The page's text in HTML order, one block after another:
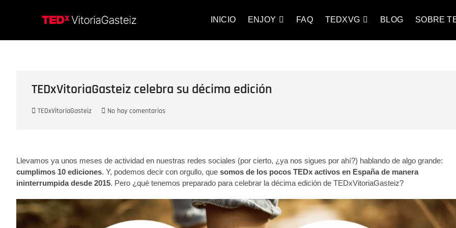
TEDxVitoriaGasteiz
TEDXVITORIAGASTEIZ, IDEAS QUE LO CAMBIAN TODO
INICIO ENJOY FAQ TEDXVG BLOG SOBRE
TEDxVitoriaGasteiz celebra su décima edición
TEDxVitoriaGasteiz No hay comentarios
Llevamos ya unos meses de actividad en nuestras redes sociales (por cierto, ¿ya nos sigues por ahí?) hablando de algo grande:
cumplimos 10 ediciones. Y, podemos decir con orgullo, que somos de los pocos TEDx activos en España de manera
ininterrumpida desde 2015. Pero ¿qué tenemos preparado para celebrar la décima edición de TEDxVitoriaGasteiz?